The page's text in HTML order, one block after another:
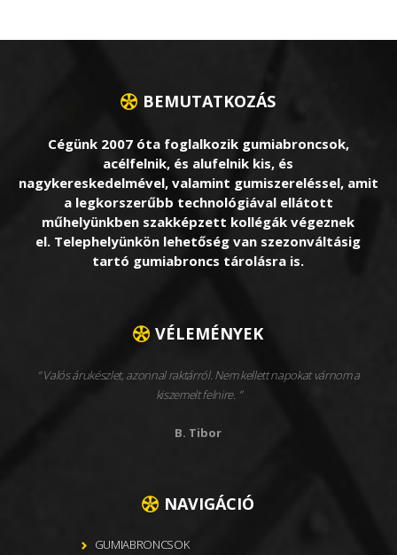
BEMUTATKOZÁS
Cégünk 2007 óta foglalkozik gumiabroncsok,
acélfelnik, és alufelnik kis, és
nagykereskedelmével, valamint gumiszereléssel, amit
a legkorszerűbb technológiával ellátott
műhelyünkben szakképzett kollégák végeznek
el. Telephelyünkön lehetőség van szezonváltásig
tartó gumiabroncs tárolásra is.
VÉLEMÉNYEK
Valós árukészlet, azonnal raktárról. Nem kellett napokat várnom a
kiszemelt felnire.
B. Tibor
NAVIGÁCIÓ
GUMIABRONCSOK